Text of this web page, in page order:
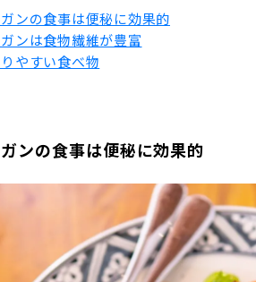
ンの食事は便秘に効果的
ンは食物繊維が豊富
やすい食べ物
ンの食事は便秘に効果的